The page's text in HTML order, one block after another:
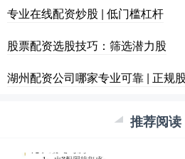
专业在线配资炒股 | 低门槛杠杆
股票配资选股技巧：筛选潜力股
湖州配资公司哪家专业可靠 | 正规
推荐阅读